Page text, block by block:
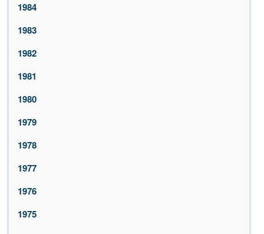
1984
1983
1982
1981
1980
1979
1978
1977
1976
1975